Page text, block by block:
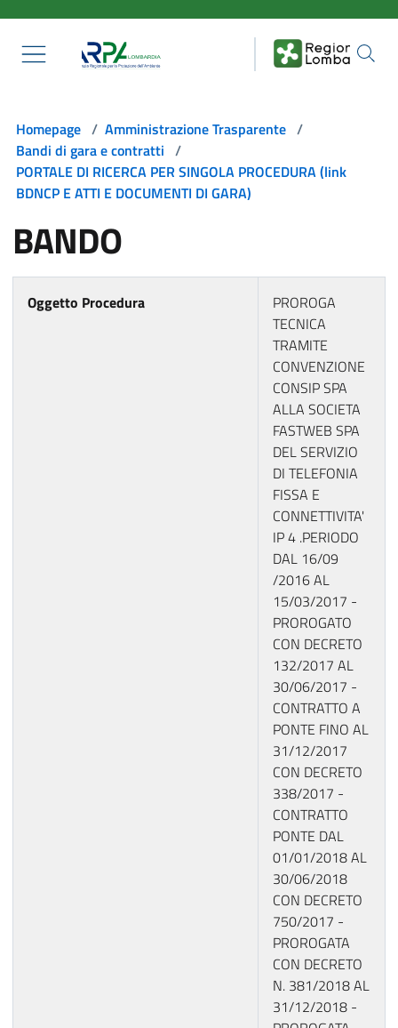
Homepage / Amministrazione Trasparente /
Bandi di gara e contratti /
PORTALE DI RICERCA PER SINGOLA PROCEDURA (link
BDNCP E ATTI E DOCUMENTI DI GARA)
BANDO
Oggetto Procedura
PROROGA
TECNICA
TRAMITE
CONVENZIONE
CONSIP SPA
ALLA SOCIETA
FASTWEB SPA
DEL SERVIZIO
DI TELEFONIA
FISSA E
CONNETTIVITA'
IP 4 .PERIODO
DAL 16/09
/2016 AL
15/03/2017 -
PROROGATO
CON DECRETO
132/2017 AL
30/06/2017 -
CONTRATTO A
PONTE FINO AL
31/12/2017
CON DECRETO
338/2017 -
CONTRATTO
PONTE DAL
01/01/2018 AL
30/06/2018
CON DECRETO
750/2017 -
PROROGATA
CON DECRETO
N. 381/2018 AL
31/12/2018 -